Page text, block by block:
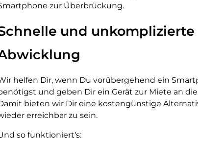
zur Überbrückung.
und unkomplizierte
helfen Dir, wenn Du vorübergehend ein
und geben Dir ein Gerät zur Miete an
bieten wir Dir eine kostengünstige
erreichbar zu sein.
so funktioniert’s: